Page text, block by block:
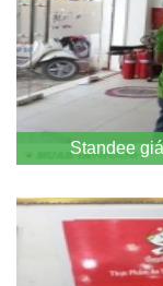
Standee